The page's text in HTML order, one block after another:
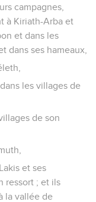
campagnes,
à Kiriath-Arba et
et dans les
dans ses hameaux,
les villages de
de son
et ses
ressort ; et ils
la vallée de